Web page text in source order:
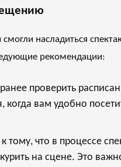
насладиться
рекомендации:
проверить
когда вам удобно
тому, что в процессе
на сцене. Это